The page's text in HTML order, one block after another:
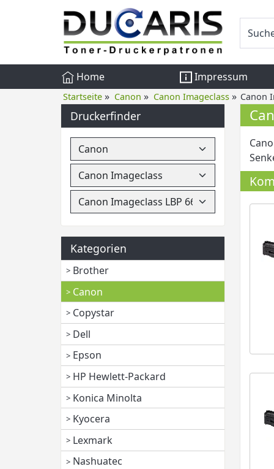
Home Impressum
Startseite » Canon » Canon Imageclass » Canon
Druckerfinder
Kategorien
Brother
Canon
Copystar
Dell
Epson
HP Hewlett-Packard
Konica Minolta
Kyocera
Lexmark
Nashuatec